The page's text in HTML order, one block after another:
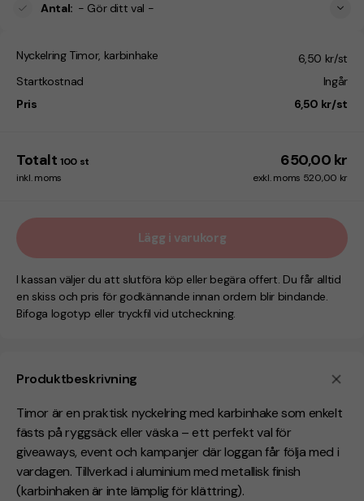
Produktbeskrivning
Timor är en praktisk nyckelring med karbinhake som enkelt
fästs på ryggsäck eller väska – ett perfekt val för
giveaways, event och kampanjer där loggan får följa med i
vardagen. Tillverkad i aluminium med metallisk finish
(karbinhaken är inte lämplig för klättring).
Antal: - Gör ditt val -
Nyckelring Timor, karbinhake
6,50 kr/st
Startkostnad
Ingår
Pris
6,50 kr/st
Totalt 100 st 650,00 kr
inkl. moms exkl. moms 520,00 kr
Lägg i varukorg
I kassan väljer du att slutföra köp eller begära offert. Du får alltid
en skiss och pris för godkännande innan ordern blir bindande.
Bifoga logotyp eller tryckfil vid utcheckning.